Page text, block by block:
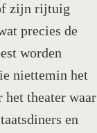
zijn rijtuig
precies de
worden
niettemin het
het theater waar
en